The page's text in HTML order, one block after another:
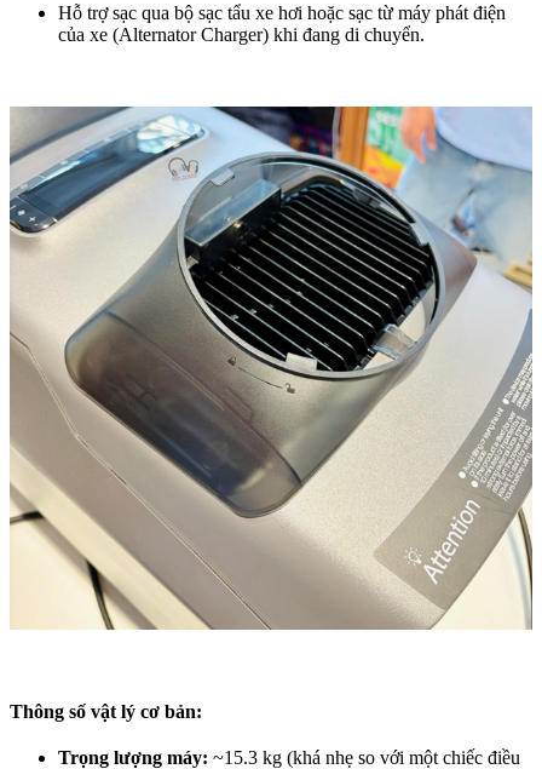
Hỗ trợ sạc qua bộ sạc tẩu xe hơi hoặc sạc từ máy phát điện
của xe (Alternator Charger) khi đang di chuyển.
Thông số vật lý cơ bản:
Trọng lượng máy: ~15.3 kg (khá nhẹ so với một chiếc điều